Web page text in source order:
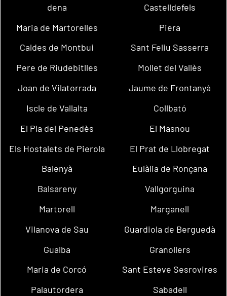
dena
Castelldefels
Maria de Martorelles
Piera
Caldes de Montbui
Sant Feliu Sasserra
Pere de Riudebitlles
Mollet del Vallès
Joan de Vilatorrada
Jaume de Frontanyà
Iscle de Vallalta
Collbató
El Pla del Penedès
El Masnou
Els Hostalets de Pierola
El Prat de Llobregat
Balenyà
Eulàlia de Ronçana
Balsareny
Vallgorguina
Martorell
Marganell
Vilanova de Sau
Guardiola de Berguedà
Gualba
Granollers
Maria de Corcó
Sant Esteve Sesrovires
Palautordera
Sabadell